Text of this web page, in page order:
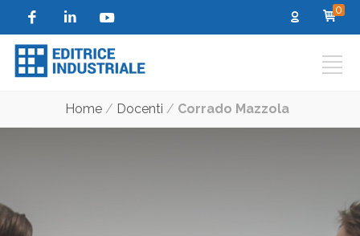
0
Home / Docenti / Corrado Mazzola